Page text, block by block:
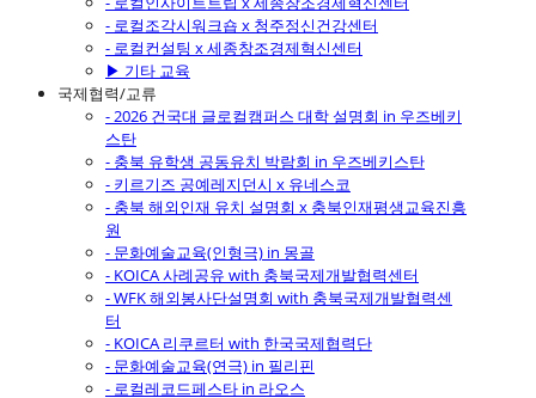
- 로컬조각시워크숍 x 청주정신건강센터
- 로컬컨설팅 x 세종창조경제혁신센터
▶ 기타 교육
국제협력/교류
- 2026 건국대 글로컬캠퍼스 대학 설명회 in 우즈베키
스탄
- 충북 유학생 공동유치 박람회 in 우즈베키스탄
- 키르기즈 공예레지던시 x 유네스코
- 충북 해외인재 유치 설명회 x 충북인재평생교육진흥
원
- 문화예술교육(인형극) in 몽골
- KOICA 사례공유 with 충북국제개발협력센터
- WFK 해외봉사단설명회 with 충북국제개발협력센
터
- KOICA 리쿠르터 with 한국국제협력단
- 문화예술교육(연극) in 필리핀
- 로컬레코드페스타 in 라오스